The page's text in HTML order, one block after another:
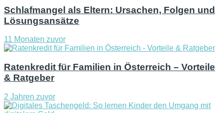
Schlafmangel als Eltern: Ursachen, Folgen und
Lösungsansätze
11 Monaten zuvor
Ratenkredit für Familien in Österreich – Vorteile
& Ratgeber
2 Jahren zuvor